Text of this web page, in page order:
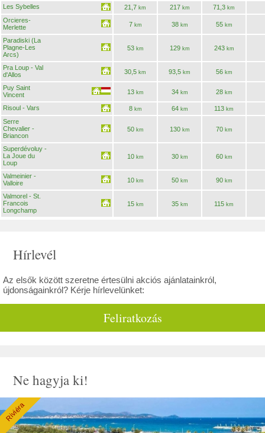
Les Sybelles 21,7 km 217km 71,3 km
Orcieres-
Merlette
7km 38km 55km
Paradiski (La
Plagne-Les
Arcs)
53km 129km 243km
Pra Loup - Val
d'Allos
30,5 km 93,5 km 56km
Puy Saint
Vincent
13km 34km 28km
Risoul - Vars 8km 64km 113 km
Serre
Chevalier -
Briancon
50km 130km 70km
Superdévoluy -
La Joue du
Loup
10km 30km 60km
Valmeinier -
Valloire
10km 50km 90km
Valmorel - St.
Francois
Longchamp
15km 35km 115 km
Hírlevél
Az elsők között szeretne értesülni akciós ajánlatainkról,
újdonságainkról? Kérje hírlevelünket:
Feliratkozás
Ne hagyja ki!
Riviéra